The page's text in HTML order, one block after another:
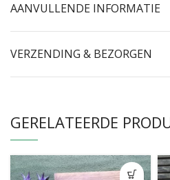
AANVULLENDE INFORMATIE
VERZENDING & BEZORGEN
GERELATEERDE